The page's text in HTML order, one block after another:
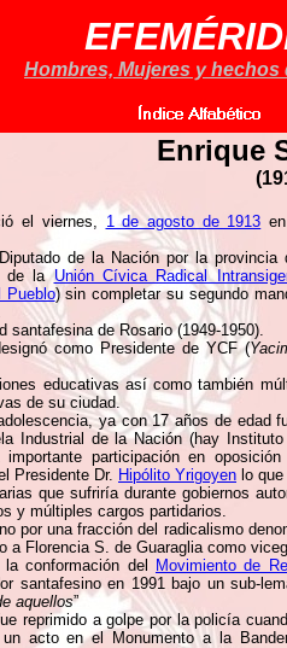
Hombres, Mujeres y
Enrique
el viernes, 1 de agosto de 1913
de la Nación por la provincia
de laUnión Cívica Radical
Pueblo) sin completar su segundo
santafesina de Rosario (1949-1950).
como Presidente de YCF (
educativas así como también
de su ciudad.
ya con 17 años de edad
Industrial de la Nación (hay Instituto
participación en
Presidente Dr. Hipólito Yrigoyen lo
que sufriría durante gobiernos
y múltiples cargos partidarios.
por una fracción del radicalismo
a Florencia S. de Guaraglia como
conformación del Movimiento de
santafesino en 1991 bajo un sub-
aquellos”
reprimido a golpe por la policía
acto en el Monumento a la